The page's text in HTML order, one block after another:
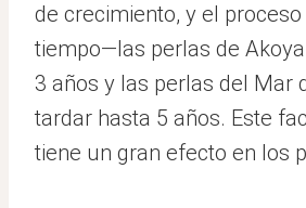
de crecimiento, y el
tiempo—las perlas de
3 años y las perlas del Mar
tardar hasta 5 años. Este
tiene un gran efecto en los